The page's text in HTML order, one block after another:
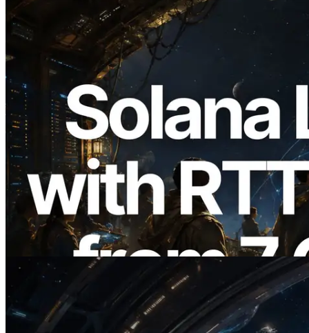
2026.08.05
ERPC расширяет Solana Leader Slot
API измерением ping из 7 глобальных
регионов — также запущен Validators
Information API